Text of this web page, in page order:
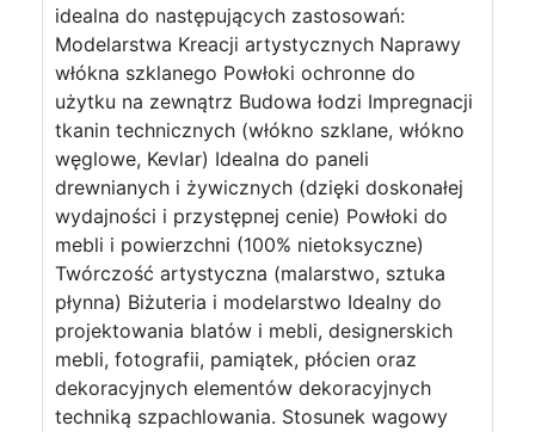
idealna do następujących zastosowań:
Modelarstwa Kreacji artystycznych Naprawy
włókna szklanego Powłoki ochronne do
użytku na zewnątrz Budowa łodzi Impregnacji
tkanin technicznych (włókno szklane, włókno
węglowe, Kevlar) Idealna do paneli
drewnianych i żywicznych (dzięki doskonałej
wydajności i przystępnej cenie) Powłoki do
mebli i powierzchni (100% nietoksyczne)
Twórczość artystyczna (malarstwo, sztuka
płynna) Biżuteria i modelarstwo Idealny do
projektowania blatów i mebli, designerskich
mebli, fotografii, pamiątek, płócien oraz
dekoracyjnych elementów dekoracyjnych
techniką szpachlowania. Stosunek wagowy